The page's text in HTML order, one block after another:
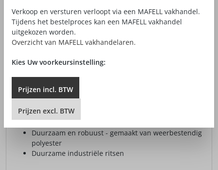
KOELTAS TZ-KT
Langdurige koelfunctie
Duurzaam en robuust - gemaakt van weerbestendig
polyester
Duurzame industriële ritsen
Verkoop en versturen verloopt via een MAFELL vakhandel.
Tijdens het bestelproces kan een MAFELL vakhandel
uitgekozen worden.
Overzicht van MAFELL vakhandelaren.
Kies Uw voorkeursinstelling:
Prijzen incl. BTW
Prijzen excl. BTW